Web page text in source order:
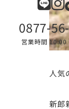
0877-
営業時間 10:00
人気
新郎